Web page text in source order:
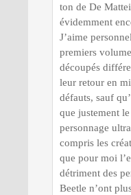
ton de De
évidemment
J’aime
premiers
découpés
leur retour en
défauts, sauf
que justement
personnage
compris les
que pour moi
détriment des
Beetle n’ont